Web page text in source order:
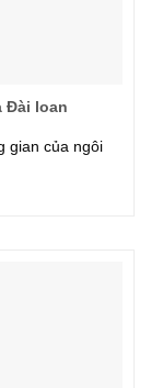
Đài loan
gian của ngôi